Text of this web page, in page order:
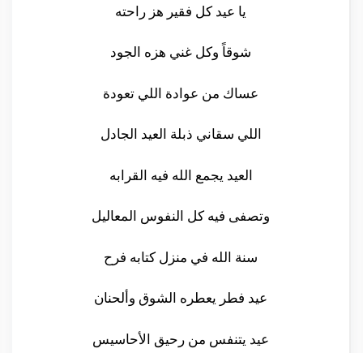
يا عيد كل فقير هز راحته
شوقاً وكل غني هزه الجود
عساك من عوادة اللي تعودة
اللي سقاني ذبلة العيد الجادل
العيد يجمع الله فيه القرابه
وتصفى فيه كل النفوس المعاليل
سنة الله في منزل كتابه فرح
عيد فطر يعطره الشوق وألحنان
عيد يتنفس من رحيق الأحاسيس